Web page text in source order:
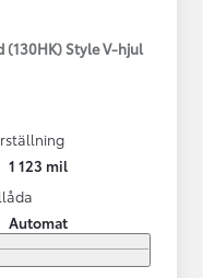
(130HK) Style V-hjul
1 123 mil
Automat